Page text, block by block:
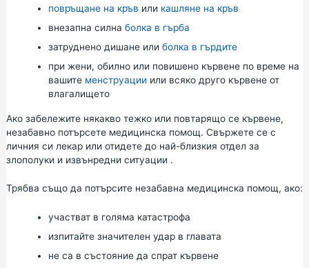
повръщане на кръв или кашляне на кръв
внезапна силна болка в гърба
затруднено дишане или болка в гърдите
при жени, обилно или повишено кървене по време на
вашите менструации или всяко друго кървене от
влагалището
Ако забележите някакво тежко или повтарящо се кървене,
незабавно потърсете медицинска помощ. Свържете се с
личния си лекар или отидете до най-близкия отдел за
злополуки и извънредни ситуации .
Трябва също да потърсите незабавна медицинска помощ, ако:
участват в голяма катастрофа
изпитайте значителен удар в главата
не са в състояние да спрат кървене